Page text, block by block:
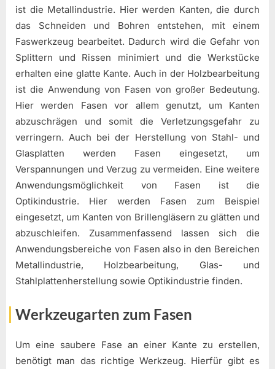
ist die Metallindustrie. Hier werden Kanten, die durch
das Schneiden und Bohren entstehen, mit einem
Faswerkzeug bearbeitet. Dadurch wird die Gefahr von
Splittern und Rissen minimiert und die Werkstücke
erhalten eine glatte Kante. Auch in der Holzbearbeitung
ist die Anwendung von Fasen von großer Bedeutung.
Hier werden Fasen vor allem genutzt, um Kanten
abzuschrägen und somit die Verletzungsgefahr zu
verringern. Auch bei der Herstellung von Stahl- und
Glasplatten werden Fasen eingesetzt, um
Verspannungen und Verzug zu vermeiden. Eine weitere
Anwendungsmöglichkeit von Fasen ist die
Optikindustrie. Hier werden Fasen zum Beispiel
eingesetzt, um Kanten von Brillengläsern zu glätten und
abzuschleifen. Zusammenfassend lassen sich die
Anwendungsbereiche von Fasen also in den Bereichen
Metallindustrie, Holzbearbeitung, Glas- und
Stahlplattenherstellung sowie Optikindustrie finden.
Werkzeugarten zum Fasen
Um eine saubere Fase an einer Kante zu erstellen,
benötigt man das richtige Werkzeug. Hierfür gibt es